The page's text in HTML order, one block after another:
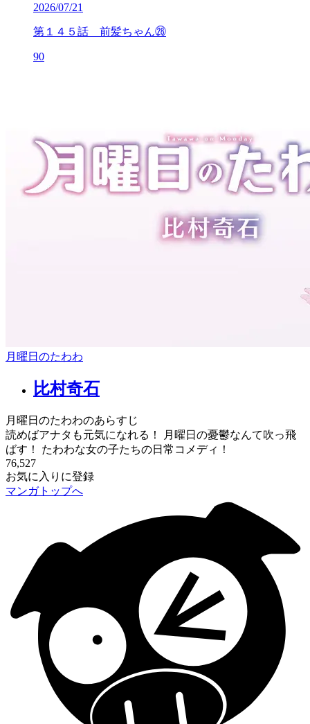
2026/07/21
第１４５話 前髪ちゃん㉘
90
月曜日のたわわ
比村奇石
月曜日のたわわのあらすじ
読めばアナタも元気になれる！ 月曜日の憂鬱なんて吹っ飛
ばす！ たわわな女の子たちの日常コメディ！
76,527
お気に入りに登録
マンガトップへ